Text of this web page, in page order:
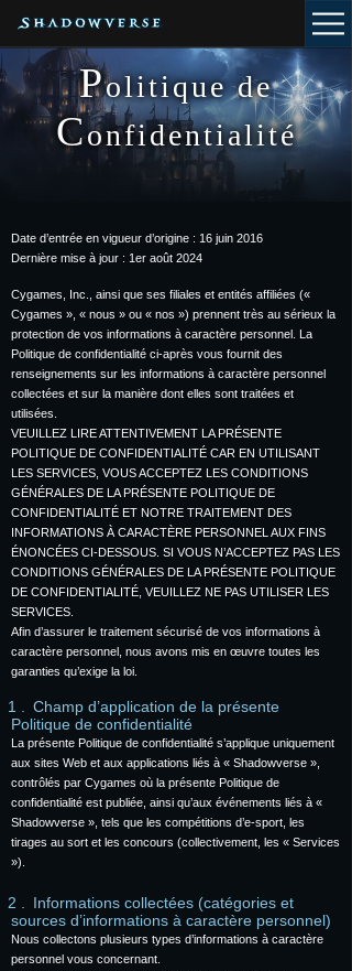
Politique de
Confidentialité
Date d’entrée en vigueur d’origine : 16 juin 2016
Dernière mise à jour : 1er août 2024
Cygames, Inc., ainsi que ses filiales et entités affiliées («
Cygames », « nous » ou « nos ») prennent très au sérieux la
protection de vos informations à caractère personnel. La
Politique de confidentialité ci-après vous fournit des
renseignements sur les informations à caractère personnel
collectées et sur la manière dont elles sont traitées et
utilisées.
VEUILLEZ LIRE ATTENTIVEMENT LA PRÉSENTE
POLITIQUE DE CONFIDENTIALITÉ CAR EN UTILISANT
LES SERVICES, VOUS ACCEPTEZ LES CONDITIONS
GÉNÉRALES DE LA PRÉSENTE POLITIQUE DE
CONFIDENTIALITÉ ET NOTRE TRAITEMENT DES
INFORMATIONS À CARACTÈRE PERSONNEL AUX FINS
ÉNONCÉES CI-DESSOUS. SI VOUS N’ACCEPTEZ PAS LES
CONDITIONS GÉNÉRALES DE LA PRÉSENTE POLITIQUE
DE CONFIDENTIALITÉ, VEUILLEZ NE PAS UTILISER LES
SERVICES.
Afin d’assurer le traitement sécurisé de vos informations à
caractère personnel, nous avons mis en œuvre toutes les
garanties qu’exige la loi.
Champ d’application de la présente
Politique de confidentialité
La présente Politique de confidentialité s’applique uniquement
aux sites Web et aux applications liés à « Shadowverse »,
contrôlés par Cygames où la présente Politique de
confidentialité est publiée, ainsi qu’aux événements liés à «
Shadowverse », tels que les compétitions d’e-sport, les
tirages au sort et les concours (collectivement, les « Services
»).
Informations collectées (catégories et
sources d’informations à caractère personnel)
Nous collectons plusieurs types d’informations à caractère
personnel vous concernant.